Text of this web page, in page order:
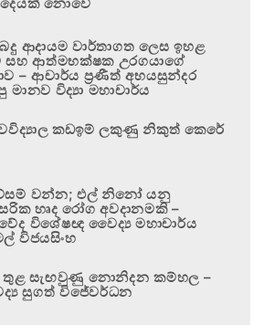
ආදායම වාර්තාගත ලෙස ඉහළ
සහ ආත්මභක්ෂක උරගයාගේ
– ආචාර්ය ප්‍රණීත් අභයසුන්දර
මානව විද්‍යා මහාචාර්ය
කඩඉම් ලකුණු නිකුත් කෙරේ
වන්න; එල් නිනෝ යනු
හෘද රෝග අවදානමකි –
විශේෂඥ වෛද්‍ය මහාචාර්ය
විජයසිංහ
සැඟවුණු නොනිදන කම්හල –
සුගත් විජේවර්ධන